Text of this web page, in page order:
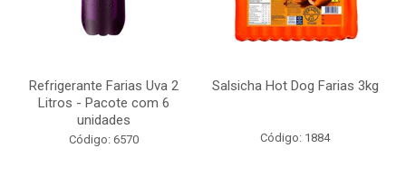
Refrigerante Farias Uva 2
Litros - Pacote com 6
unidades
Código: 6570
Salsicha Hot Dog Farias 3kg
Código: 1884